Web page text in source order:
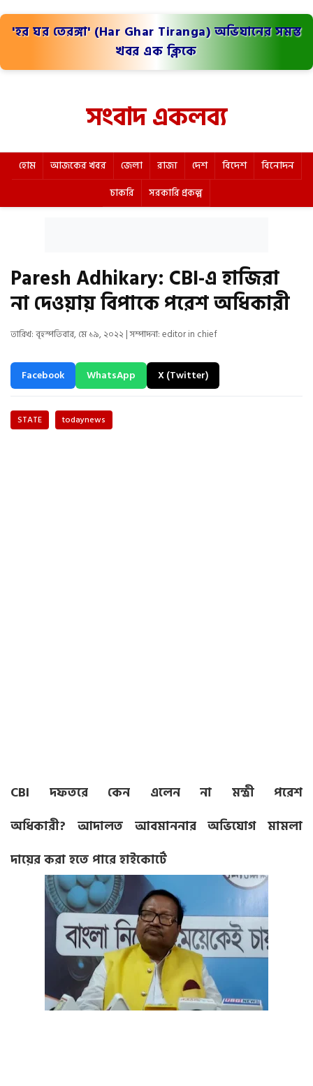
'হর ঘর তেরঙ্গা' (Har Ghar Tiranga) অভিযানের সমস্ত
খবর এক ক্লিকে
সংবাদ একলব্য
হোম আজকের খবর জেলা রাজ্য দেশ বিদেশ
বিনোদন
চাকরি
সরকারি প্রকল্প
Paresh Adhikary: CBI-এ হাজিরা
না দেওয়ায় বিপাকে পরেশ অধিকারী
তারিখ: বৃহস্পতিবার, মে ১৯, ২০২২ | সম্পাদনা: editor in chief
Facebook WhatsApp X (Twitter)
STATE todaynews
CBI দফতরে কেন এলেন না মন্ত্রী পরেশ
অধিকারী? আদালত আবমাননার অভিযোগ মামলা
দায়ের করা হতে পারে হাইকোর্টে